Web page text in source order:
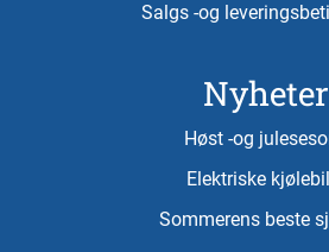
Salgs -og
Nyheter
Høst -og
Elektriske
Sommerens beste